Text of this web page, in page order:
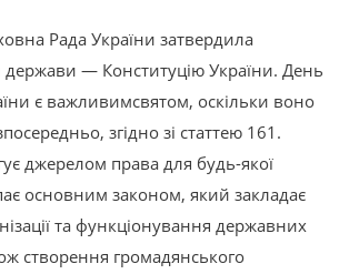
Рада України затвердила
— Конституцію України. День
є важливимсвятом, оскільки воно
згідно зі статтею 161.
джерелом права для будь-якої
основним законом, який закладає
та функціонування державних
створення громадянського